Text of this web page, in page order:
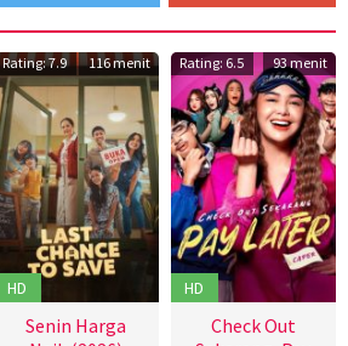
Rating: 7.9 116 menit
HD
Senin Harga
Rating: 6.5 93 menit
HD
Check Out